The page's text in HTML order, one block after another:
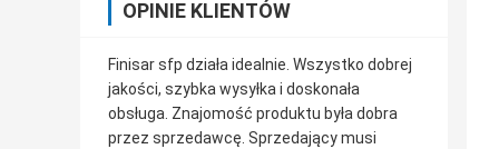
OPINIE KLIENTÓW
Finisar sfp działa idealnie. Wszystko dobrej
jakości, szybka wysyłka i doskonała
obsługa. Znajomość produktu była dobra
przez sprzedawcę. Sprzedający musi